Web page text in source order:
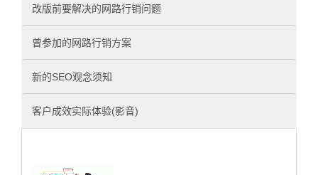
改版前要解决的网路行销问题
曾参加的网路行销方案
新的SEO观念须知
客户成效实际体验(影音)